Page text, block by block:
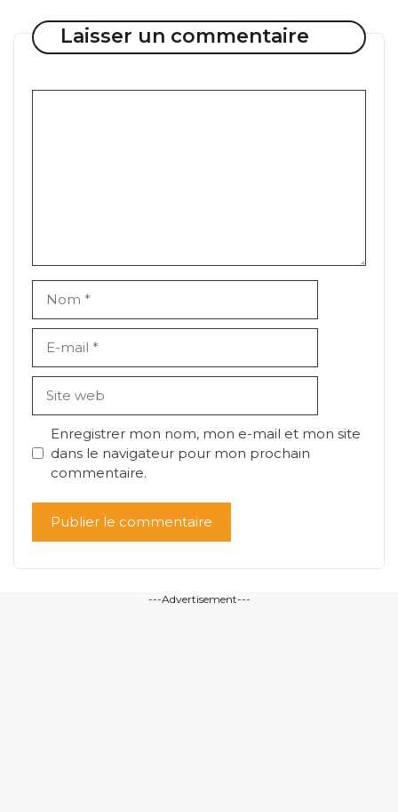
Laisser un commentaire
mail
web
Enregistrer mon nom, mon e-mail et mon site
dans le navigateur pour mon prochain
commentaire.
---Advertisement---